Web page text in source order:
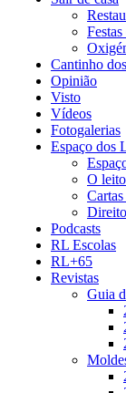
Cantinho
Opinião
Visto
Vídeos
Fotogalerias
Espaço dos
O
Podcasts
RL Escolas
RL+65
Revistas
Guia